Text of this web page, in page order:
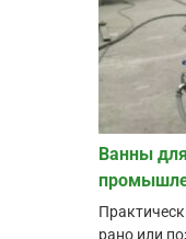
Ванны
рано или